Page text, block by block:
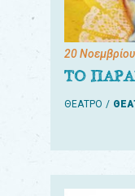
20
ΤΟ
ΘΕΑΤΡΟ